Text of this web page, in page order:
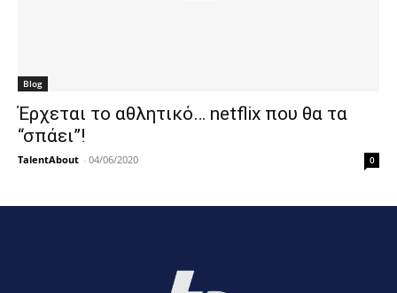
Blog
Έρχεται το αθλητικό… netflix που θα τα
“σπάει”!
TalentAbout - 04/06/2020 0